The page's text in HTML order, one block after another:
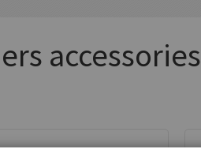
accessories